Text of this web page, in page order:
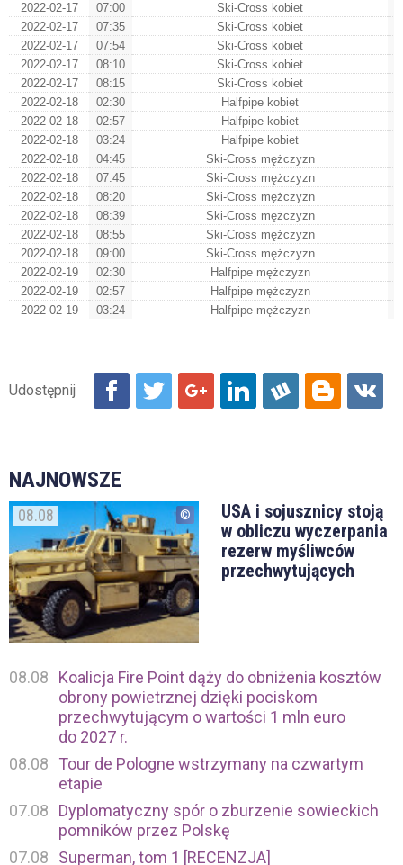
2022-02-17
07:00
Ski-Cross kobiet
2022-02-17
07:35
Ski-Cross kobiet
2022-02-17
07:54
Ski-Cross kobiet
2022-02-17
08:10
Ski-Cross kobiet
2022-02-17
08:15
Ski-Cross kobiet
2022-02-18
02:30
Halfpipe kobiet
2022-02-18
02:57
Halfpipe kobiet
2022-02-18
03:24
Halfpipe kobiet
2022-02-18
04:45
Ski-Cross mężczyzn
2022-02-18
07:45
Ski-Cross mężczyzn
2022-02-18
08:20
Ski-Cross mężczyzn
2022-02-18
08:39
Ski-Cross mężczyzn
2022-02-18
08:55
Ski-Cross mężczyzn
2022-02-18
09:00
Ski-Cross mężczyzn
2022-02-19
02:30
Halfpipe mężczyzn
2022-02-19
02:57
Halfpipe mężczyzn
2022-02-19
03:24 Halfpipe mężczyzn
NAJNOWSZE
08.08
USA i sojusznicy stoją
w obliczu wyczerpania
rezerw myśliwców
przechwytujących
08.08
Koalicja Fire Point dąży do obniżenia kosztów
obrony powietrznej dzięki pociskom
przechwytującym o wartości 1 mln euro
do 2027 r.
08.08
Tour de Pologne wstrzymany na czwartym
etapie
07.08
Dyplomatyczny spór o zburzenie sowieckich
pomników przez Polskę
07.08
Superman, tom 1 [RECENZJA]